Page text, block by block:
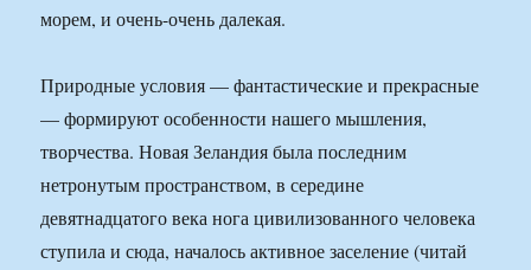
морем, и очень-очень далекая.
Природные условия — фантастические и прекрасные
— формируют особенности нашего мышления,
творчества. Новая Зеландия была последним
нетронутым пространством, в середине
девятнадцатого века нога цивилизованного человека
ступила и сюда, началось активное заселение (читай